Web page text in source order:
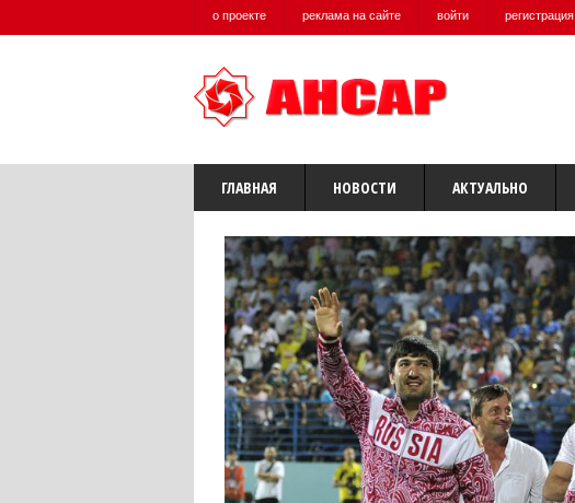
о проекте реклама на сайте войти регистрация
ГЛАВНАЯ НОВОСТИ АКТУАЛЬНО